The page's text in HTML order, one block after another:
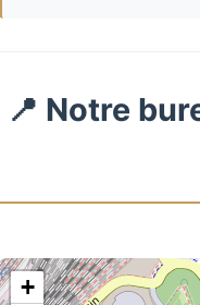
📍 Notre
+